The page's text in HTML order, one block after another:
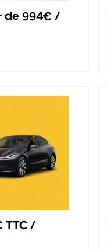
de 994€ /
TTC /